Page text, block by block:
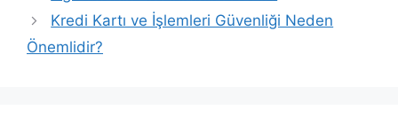
Kredi Kartı ve İşlemleri Güvenliği Neden
Önemlidir?